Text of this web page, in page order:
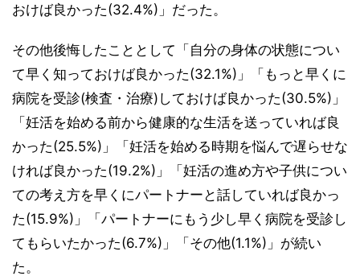
おけば良かった(32.4%)」だった。
その他後悔したこととして「自分の身体の状態につい
て早く知っておけば良かった(32.1%)」「もっと早くに
病院を受診(検査・治療)しておけば良かった(30.5%)」
「妊活を始める前から健康的な生活を送っていれば良
かった(25.5%)」「妊活を始める時期を悩んで遅らせな
ければ良かった(19.2%)」「妊活の進め方や子供につい
ての考え方を早くにパートナーと話していれば良かっ
た(15.9%)」「パートナーにもう少し早く病院を受診し
てもらいたかった(6.7%)」「その他(1.1%)」が続い
た。